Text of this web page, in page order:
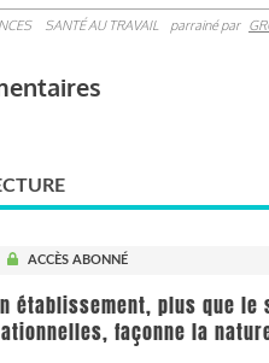
SANTÉ AU TRAVAIL parrainé par
ACCÈS ABONNÉ
établissement, plus que le
façonne la